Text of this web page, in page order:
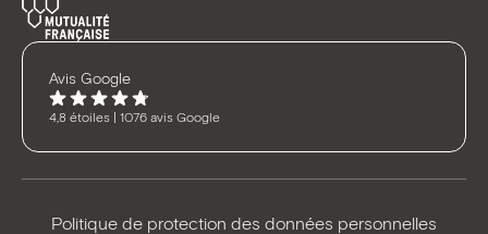
Avis Google
4,8 étoiles | 1076 avis Google
Politique de protection des données personnelles